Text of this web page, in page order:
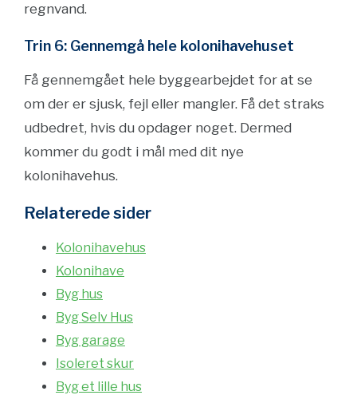
regnvand.
Trin 6: Gennemgå hele kolonihavehuset
Få gennemgået hele byggearbejdet for at se
om der er sjusk, fejl eller mangler. Få det straks
udbedret, hvis du opdager noget. Dermed
kommer du godt i mål med dit nye
kolonihavehus.
Relaterede sider
Kolonihavehus
Kolonihave
Byg hus
Byg Selv Hus
Byg garage
Isoleret skur
Byg et lille hus